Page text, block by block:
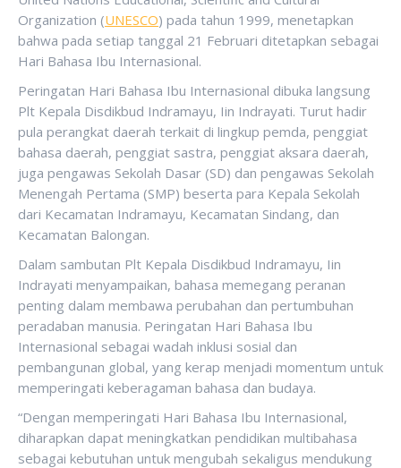
Organization (UNESCO) pada tahun 1999, menetapkan
bahwa pada setiap tanggal 21 Februari ditetapkan sebagai
Hari Bahasa Ibu Internasional.
Peringatan Hari Bahasa Ibu Internasional dibuka langsung
Plt Kepala Disdikbud Indramayu, Iin Indrayati. Turut hadir
pula perangkat daerah terkait di lingkup pemda, penggiat
bahasa daerah, penggiat sastra, penggiat aksara daerah,
juga pengawas Sekolah Dasar (SD) dan pengawas Sekolah
Menengah Pertama (SMP) beserta para Kepala Sekolah
dari Kecamatan Indramayu, Kecamatan Sindang, dan
Kecamatan Balongan.
Dalam sambutan Plt Kepala Disdikbud Indramayu, Iin
Indrayati menyampaikan, bahasa memegang peranan
penting dalam membawa perubahan dan pertumbuhan
peradaban manusia. Peringatan Hari Bahasa Ibu
Internasional sebagai wadah inklusi sosial dan
pembangunan global, yang kerap menjadi momentum untuk
memperingati keberagaman bahasa dan budaya.
“Dengan memperingati Hari Bahasa Ibu Internasional,
diharapkan dapat meningkatkan pendidikan multibahasa
sebagai kebutuhan untuk mengubah sekaligus mendukung